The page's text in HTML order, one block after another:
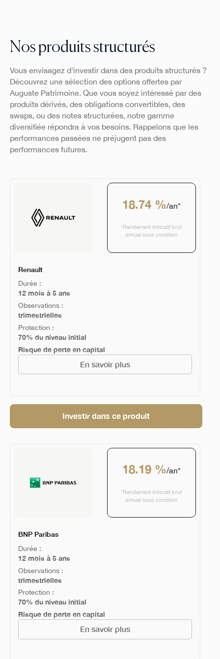
Nos produits structurés
Vous envisagez d'investir dans des produits structurés ?
Découvrez une sélection des options offertes par
Auguste Patrimoine. Que vous soyez intéressé par des
produits dérivés, des obligations convertibles, des
swaps, ou des notes structurées, notre gamme
diversifiée répondra à vos besoins. Rappelons que les
performances passées ne préjugent pas des
performances futures.
18.74 %/an*
*Rendement indicatif brut
annuel sous condition
Renault
Durée :
12 mois à 5 ans
Observations :
trimestrielles
Protection :
70% du niveau initial
Risque de perte en capital
En savoir plus
Investir dans ce produit
18.19 %/an*
*Rendement indicatif brut
annuel sous condition
BNP Paribas
Durée :
12 mois à 5 ans
Observations :
trimestrielles
Protection :
70% du niveau initial
Risque de perte en capital
En savoir plus